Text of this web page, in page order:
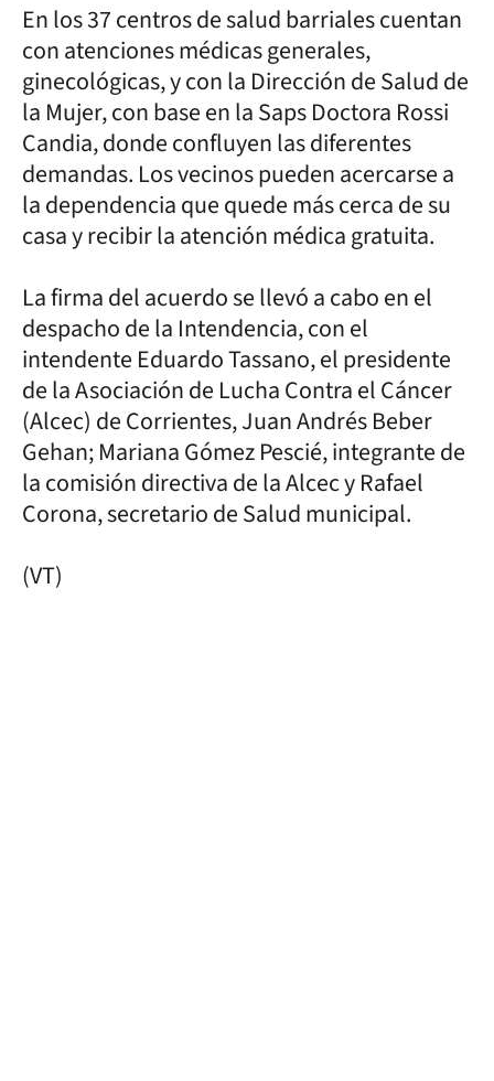
En los 37 centros de salud barriales cuentan
con atenciones médicas generales,
ginecológicas, y con la Dirección de Salud de
la Mujer, con base en la Saps Doctora Rossi
Candia, donde confluyen las diferentes
demandas. Los vecinos pueden acercarse a
la dependencia que quede más cerca de su
casa y recibir la atención médica gratuita.
La firma del acuerdo se llevó a cabo en el
despacho de la Intendencia, con el
intendente Eduardo Tassano, el presidente
de la Asociación de Lucha Contra el Cáncer
(Alcec) de Corrientes, Juan Andrés Beber
Gehan; Mariana Gómez Pescié, integrante de
la comisión directiva de la Alcec y Rafael
Corona, secretario de Salud municipal.
(VT)